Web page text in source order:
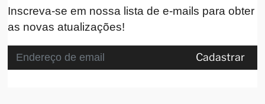
Inscreva-se em nossa lista de e-mails para obter
as novas atualizações!
Cadastrar